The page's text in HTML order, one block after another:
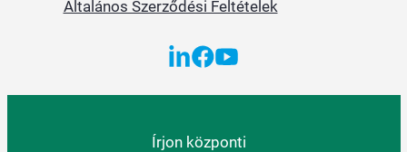
Általános Szerződési Feltételek
Írjon központi